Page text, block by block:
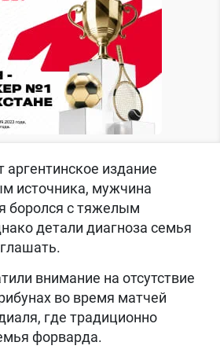
издание
источника, мужчина
боролся с тяжелым
детали диагноза семья
внимание на отсутствие
во время матчей
где традиционно
форварда.